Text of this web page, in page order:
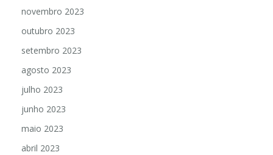
novembro 2023
outubro 2023
setembro 2023
agosto 2023
julho 2023
junho 2023
maio 2023
abril 2023